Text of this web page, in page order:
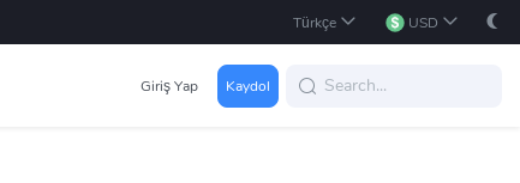
Türkçe USD
Giriş Yap Kaydol